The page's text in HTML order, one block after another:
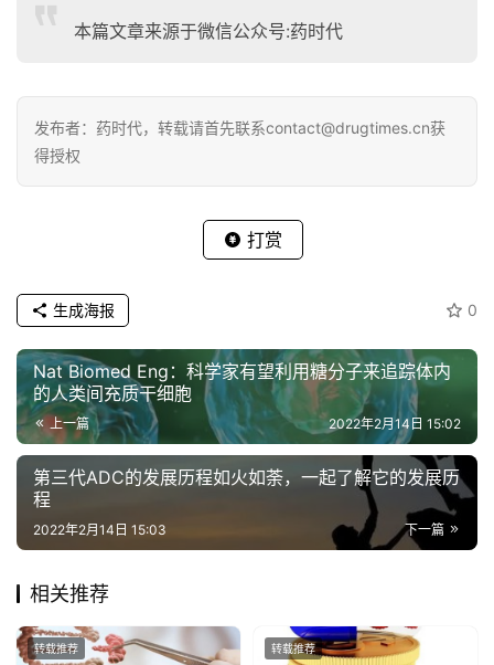
本篇文章来源于微信公众号:药时代
发布者：药时代，转载请首先联系contact@drugtimes.cn获
得授权
打赏
0
生成海报
Nat Biomed Eng：科学家有望利用糖分子来追踪体内
的人类间充质干细胞
上一篇 2022年2月14日 15:02
第三代ADC的发展历程如火如荼，一起了解它的发展历
程
下一篇
2022年2月14日 15:03
相关推荐
转载推荐 转载推荐